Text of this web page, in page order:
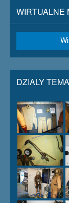
WIRTUALNE
DZIALY